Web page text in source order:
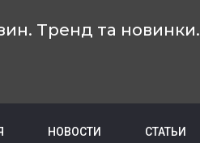
Тренд та новинки.
НОВОСТИ СТАТЬИ